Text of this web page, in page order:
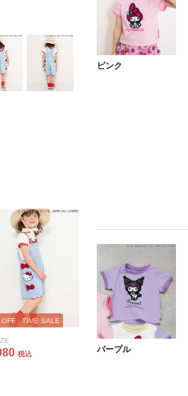
OFF | TIME SALE
税込
ピンク
パープル